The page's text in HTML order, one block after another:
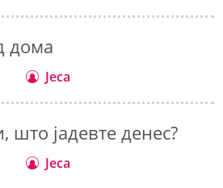
дома
Jeca
што јадевте денес?
Jeca